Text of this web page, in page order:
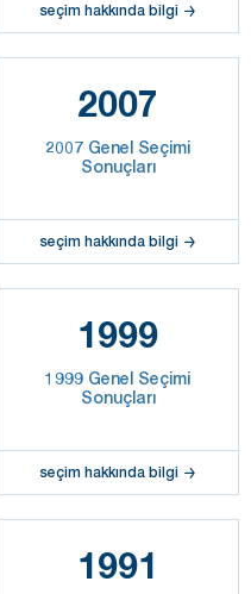
seçim hakkında bilgi
2007
2007 Genel Seçimi
Sonuçları
seçim hakkında bilgi
1999
1999 Genel Seçimi
Sonuçları
seçim hakkında bilgi
1991